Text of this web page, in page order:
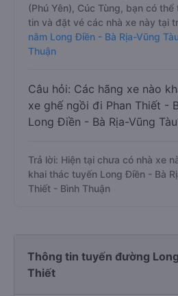
(Phú Yên), Cúc Tùng, bạn có
tin và đặt vé các nhà xe này tại
nằm Long Điền - Bà Rịa-Vũng
Thuận
Câu hỏi: Các hãng xe nào
xe ghế ngồi đi Phan Thiết -
Long Điền - Bà Rịa-Vũng
Trả lời: Hiện tại chưa có nhà xe
khai thác tuyến Long Điền - Bà
Thiết - Bình Thuận
Thông tin tuyến đường
Thiết